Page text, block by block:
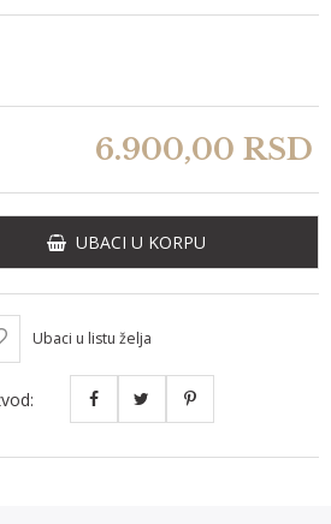
6.900,00 RSD
UBACI U KORPU
Ubaci u listu želja